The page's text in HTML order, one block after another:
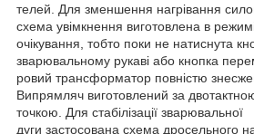
телей. Для зменшення нагрівання
схема увімкнення виготовлена в
очікування, тобто поки не натиснута
зварювальному рукаві або кнопка
ровий трансформатор повністю
Випрямляч виготовлений за
точкою. Для стабілізації зварювальної
дуги застосована схема дросельного